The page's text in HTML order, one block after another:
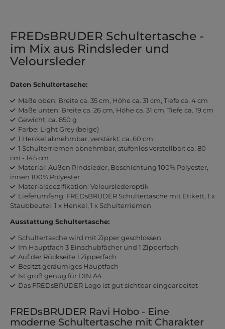
FREDsBRUDER Schultertasche -
im Mix aus Rindsleder und
Veloursleder
Daten Schultertasche:
Maße oben: Breite ca. 35 cm, Höhe ca. 31 cm, Tiefe ca. 4 cm
Maße unten: Breite ca. 26 cm, Höhe ca. 31 cm, Tiefe ca. 19 cm
Gewicht: ca. 850 g
Farbe: Light Grey (beige)
1 Henkel abnehmbar, verstärkt: ca. 60 cm
1 Schulterriemen abnehmbar, stufenlos verstellbar: ca. 80
cm - 145 cm
Material: Außen Rindsleder, Beschichtung 100% Polyester,
innen 100% Polyester
Materialspezifikation: Velourslederoptik
Lieferumfang: FREDsBRUDER Schultertasche mit Etikett, 1 x
Staubbeutel, 1 x Henkel, 1 x Schulterriemen
Ausstattung Schultertasche:
Schultertasche wird mit Zipper geschlossen
Im Hauptfach 3 Einschubfächer und 1 Zipperfach
Auf der Rückseite 1 Zipperfach
Besitzt geräumiges Hauptfach
Ist groß genug für DIN A4
Das FREDsBRUDER Logo ist gut sichtbar eingearbeitet
FREDsBRUDER Ravi Hobo - Eine
moderne Schultertasche mit Charakter